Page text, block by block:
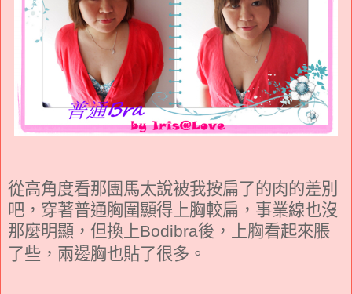
從高角度看那團馬太說被我按扁了的肉的差別
吧，穿著普通胸圍顯得上胸較扁，事業線也沒
那麼明顯，但換上Bodibra後，上胸看起來脹
了些，兩邊胸也貼了很多。